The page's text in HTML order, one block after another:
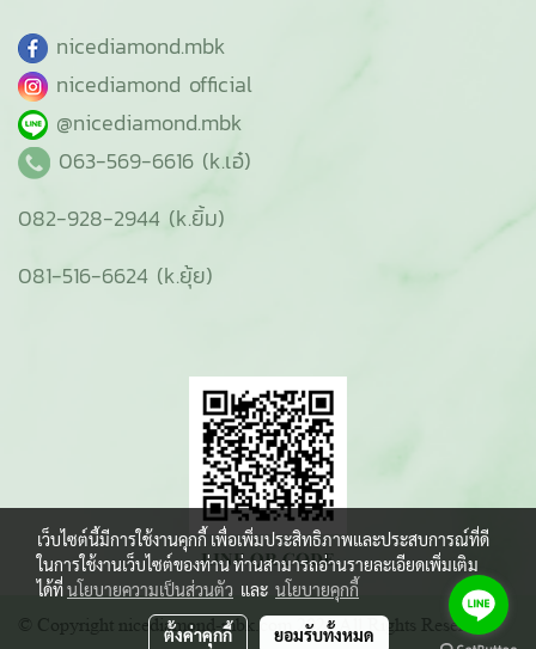
nicediamond.mbk
nicediamond official
@nicediamond.mbk
063-569-6616 (k.เอ๋)
082-928-2944 (k.ยิ้ม)
081-516-6624 (k.ยุ้ย)
© Copyright nicediamond-mbk.com 2021 All Rights Reserved.
เว็บไซต์นี้มีการใช้งานคุกกี้ เพื่อเพิ่มประสิทธิภาพและประสบการณ์ที่ดี
ในการใช้งานเว็บไซต์ของท่าน ท่านสามารถอ่านรายละเอียดเพิ่มเติม
ได้ที่นโยบายความเป็นส่วนตัว และ นโยบายคุกกี้
ตั้งค่าคุกกี้ ยอมรับทั้งหมด